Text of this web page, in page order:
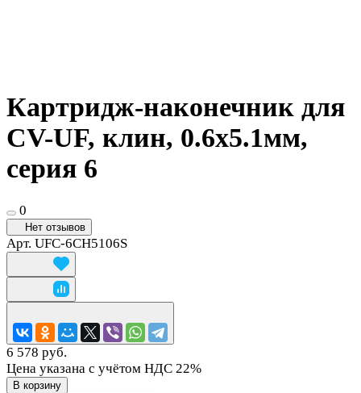
Картридж-наконечник для
CV-UF, клин, 0.6х5.1мм,
серия 6
0
Нет отзывов
Арт. UFC-6CH5106S
6 578 руб.
Цена указана с учётом НДС 22%
В корзину